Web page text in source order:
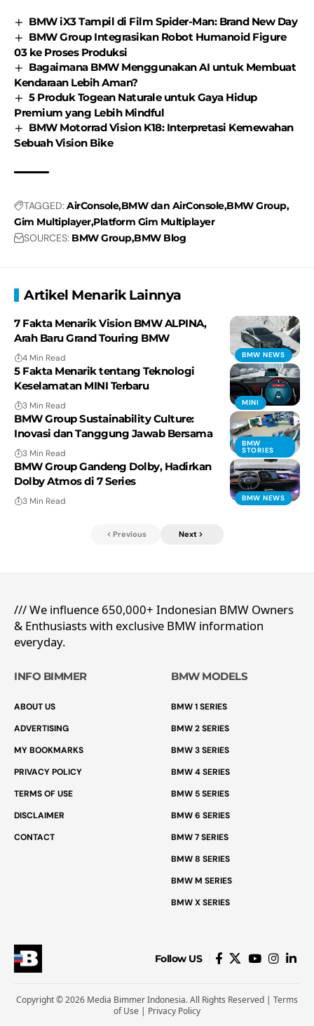
BMW iX3 Tampil di Film Spider-Man: Brand New Day
BMW Group Integrasikan Robot Humanoid Figure
03 ke Proses Produksi
Bagaimana BMW Menggunakan AI untuk Membuat
Kendaraan Lebih Aman?
5 Produk Togean Naturale untuk Gaya Hidup
Premium yang Lebih Mindful
BMW Motorrad Vision K18: Interpretasi Kemewahan
Sebuah Vision Bike
TAGGED: AirConsoleBMW dan AirConsoleBMW Group
Gim MultiplayerPlatform Gim Multiplayer
SOURCES: BMW GroupBMW Blog
Artikel Menarik Lainnya
BMW NEWS
7 Fakta Menarik Vision BMW ALPINA,
Arah Baru Grand Touring BMW
4 Min Read
MINI
5 Fakta Menarik tentang Teknologi
Keselamatan MINI Terbaru
3 Min Read
BMW
STORIES
BMW Group Sustainability Culture:
Inovasi dan Tanggung Jawab Bersama
3 Min Read
BMW NEWS
BMW Group Gandeng Dolby, Hadirkan
Dolby Atmos di 7 Series
3 Min Read
Previous Next
/// We influence 650,000+ Indonesian BMW Owners
& Enthusiasts with exclusive BMW information
everyday.
INFO BIMMER
ABOUT US
ADVERTISING
MY BOOKMARKS
PRIVACY POLICY
TERMS OF USE
DISCLAIMER
CONTACT
BMW MODELS
BMW 1 SERIES
BMW 2 SERIES
BMW 3 SERIES
BMW 4 SERIES
BMW 5 SERIES
BMW 6 SERIES
BMW 7 SERIES
BMW 8 SERIES
BMW M SERIES
BMW X SERIES
Follow US
Copyright © 2026 Media Bimmer Indonesia. All Rights Reserved | Terms
of Use | Privacy Policy